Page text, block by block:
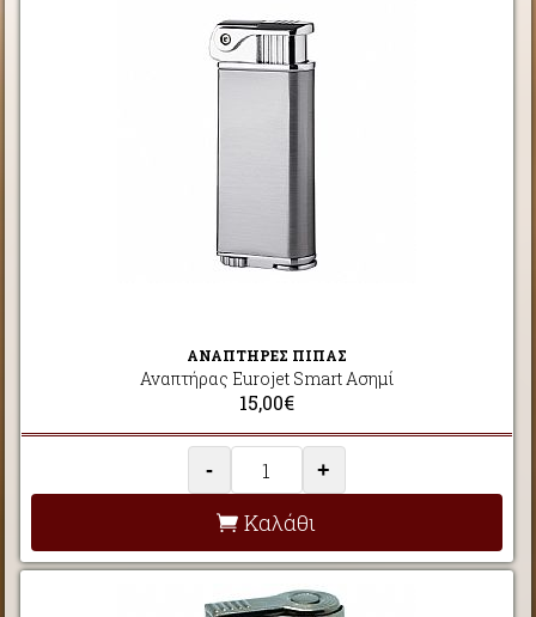
ΑΝΑΠΤΗΡΕΣ ΠΙΠΑΣ
Αναπτήρας Eurojet Smart Ασημί
15,00€
- +
Καλάθι